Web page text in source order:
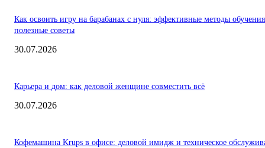
Как освоить игру на барабанах с нуля: эффективные методы
полезные советы
30.07.2026
Карьера и дом: как деловой женщине совместить всё
30.07.2026
Кофемашина Krups в офисе: деловой имидж и техническое